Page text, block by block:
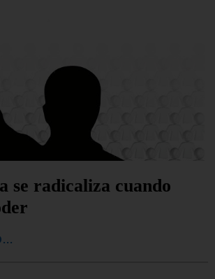
se radicaliza cuando